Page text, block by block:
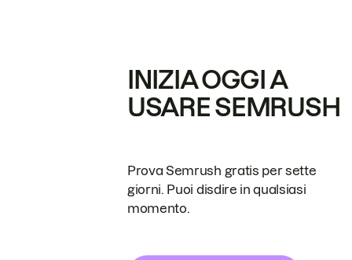
INIZIA OGGI A
USARE SEMRUSH
Prova Semrush gratis per sette
giorni. Puoi disdire in qualsiasi
momento.